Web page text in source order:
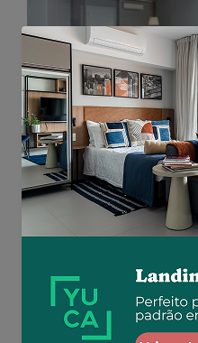
Vila Olímpia • Av. Dr.
Mobiliado • 64m² • 2 dorms
Similar a sua busca
Baixou o preço